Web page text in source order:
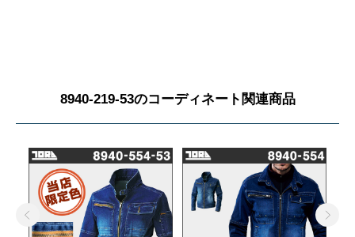
8940-219-53のコーディネート関連商品